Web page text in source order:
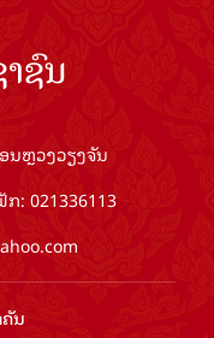
ຊົນ
ນຫຼວງວຽງຈັນ
: 021336113
ນ​